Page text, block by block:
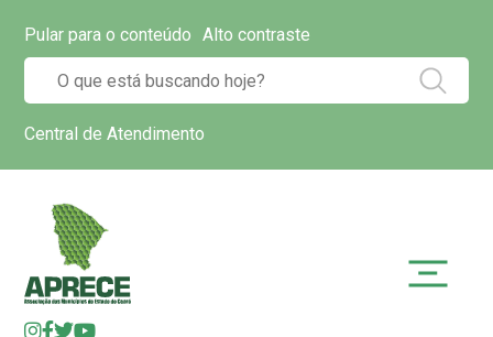
Pular para o conteúdo Alto contraste
Central de Atendimento